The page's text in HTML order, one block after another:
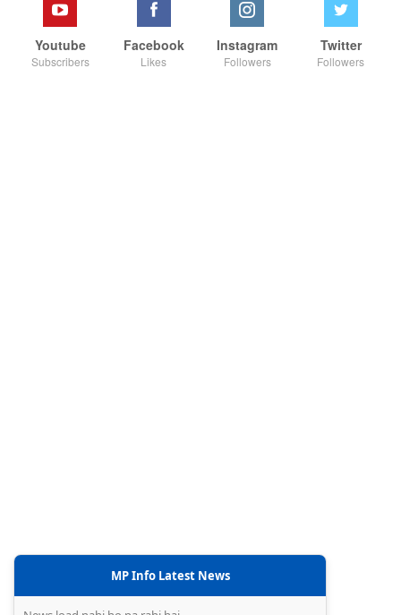
Youtube
Subscribers
Facebook
Likes
Instagram
Followers
Twitter
Followers
MP Info Latest News